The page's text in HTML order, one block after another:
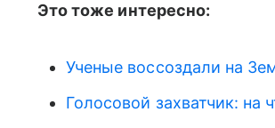
Это тоже интересно:
Ученые воссоздали на
Голосовой захватчик: на